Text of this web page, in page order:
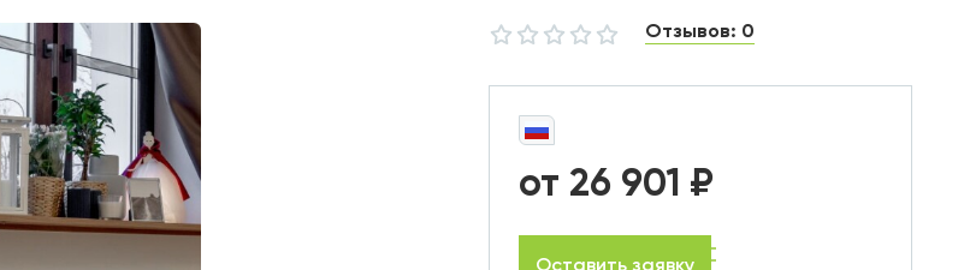
Отзывов: 0
от 26 901 ₽
Оставить заявку